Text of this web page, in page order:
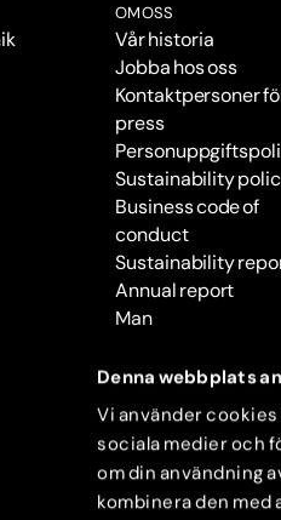
Denna webbplats
Vi använder
sociala medier och
om din användning
kombinera den med
OM OSS
Vår historia
Jobba hos oss
Kontaktpersoner
press
Sustainability
Business code of
conduct
Sustainability
Annual report
Man